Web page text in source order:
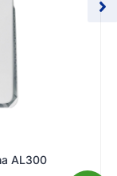
AL300